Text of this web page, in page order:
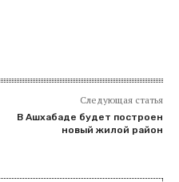
Следующая статья
В Ашхабаде будет построен
новый жилой район